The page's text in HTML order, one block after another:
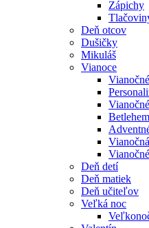
Zápichy
Deň otcov
Dušičky
Mikuláš
Vianoce
Deň detí
Deň matiek
Deň učiteľov
Veľká noc